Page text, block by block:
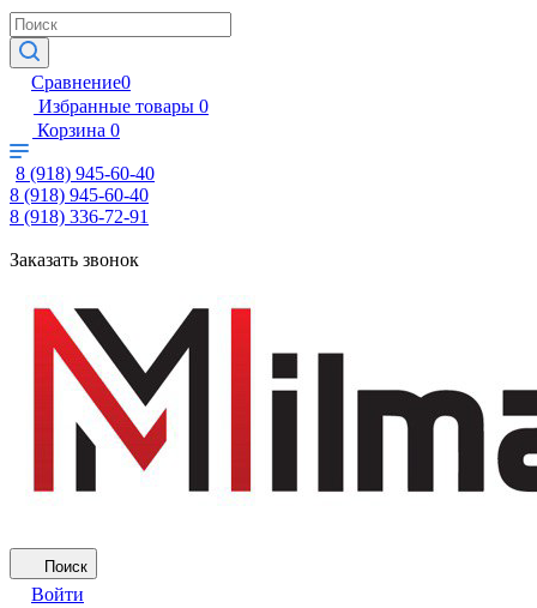
Сравнение0
Избранные товары 0
Корзина 0
8 (918) 945-60-40
8 (918) 945-60-40
8 (918) 336-72-91
Заказать звонок
Поиск
Войти